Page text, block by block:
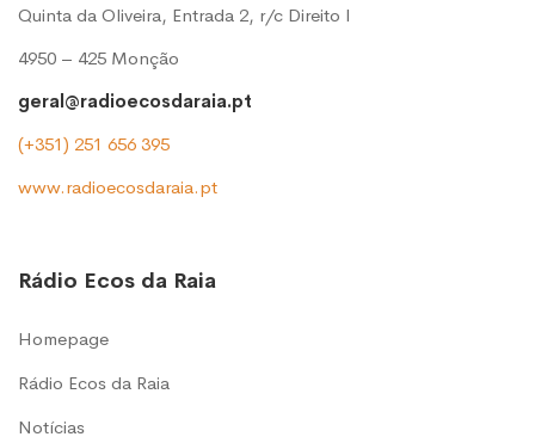
Quinta da Oliveira, Entrada 2, r/c Direito l
4950 – 425 Monção
geral@radioecosdaraia.pt
(+351) 251 656 395
www.radioecosdaraia.pt
Rádio Ecos da Raia
Homepage
Rádio Ecos da Raia
Notícias